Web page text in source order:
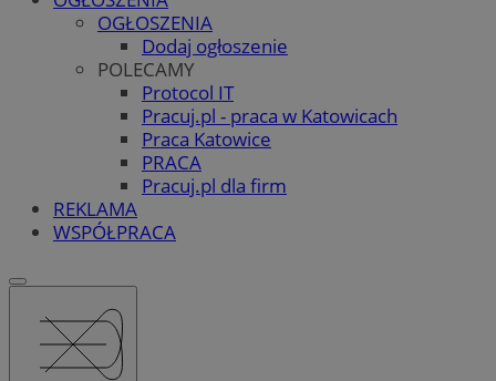
OGŁOSZENIA
Dodaj ogłoszenie
POLECAMY
Protocol IT
Pracuj.pl - praca w Katowicach
Praca Katowice
PRACA
Pracuj.pl dla firm
REKLAMA
WSPÓŁPRACA